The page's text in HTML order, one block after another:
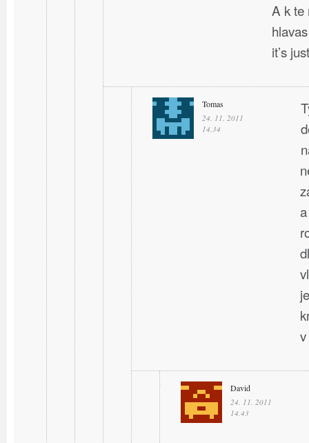
A k te
it’s
Tomas
24. 11. 2011
14.34
David
24. 11. 2011
14.43